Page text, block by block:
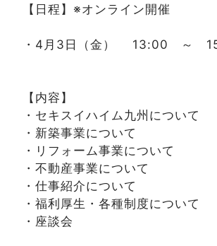
【日程】※オンライン開催
・4月3日（金） 13:00 ～
【内容】
・セキスイハイム九州について
・新築事業について
・リフォーム事業について
・不動産事業について
・仕事紹介について
・福利厚生・各種制度について
・座談会